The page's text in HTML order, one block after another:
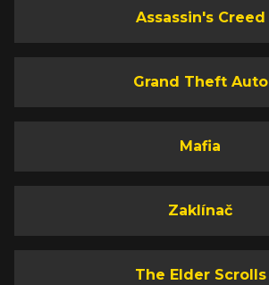
Assassin's Creed
Grand Theft Auto
Mafia
Zaklínač
The Elder Scrolls